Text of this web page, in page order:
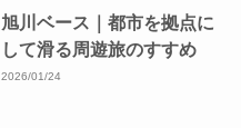
旭川ベース｜都市を拠点に
して滑る周遊旅のすすめ
2026/01/24